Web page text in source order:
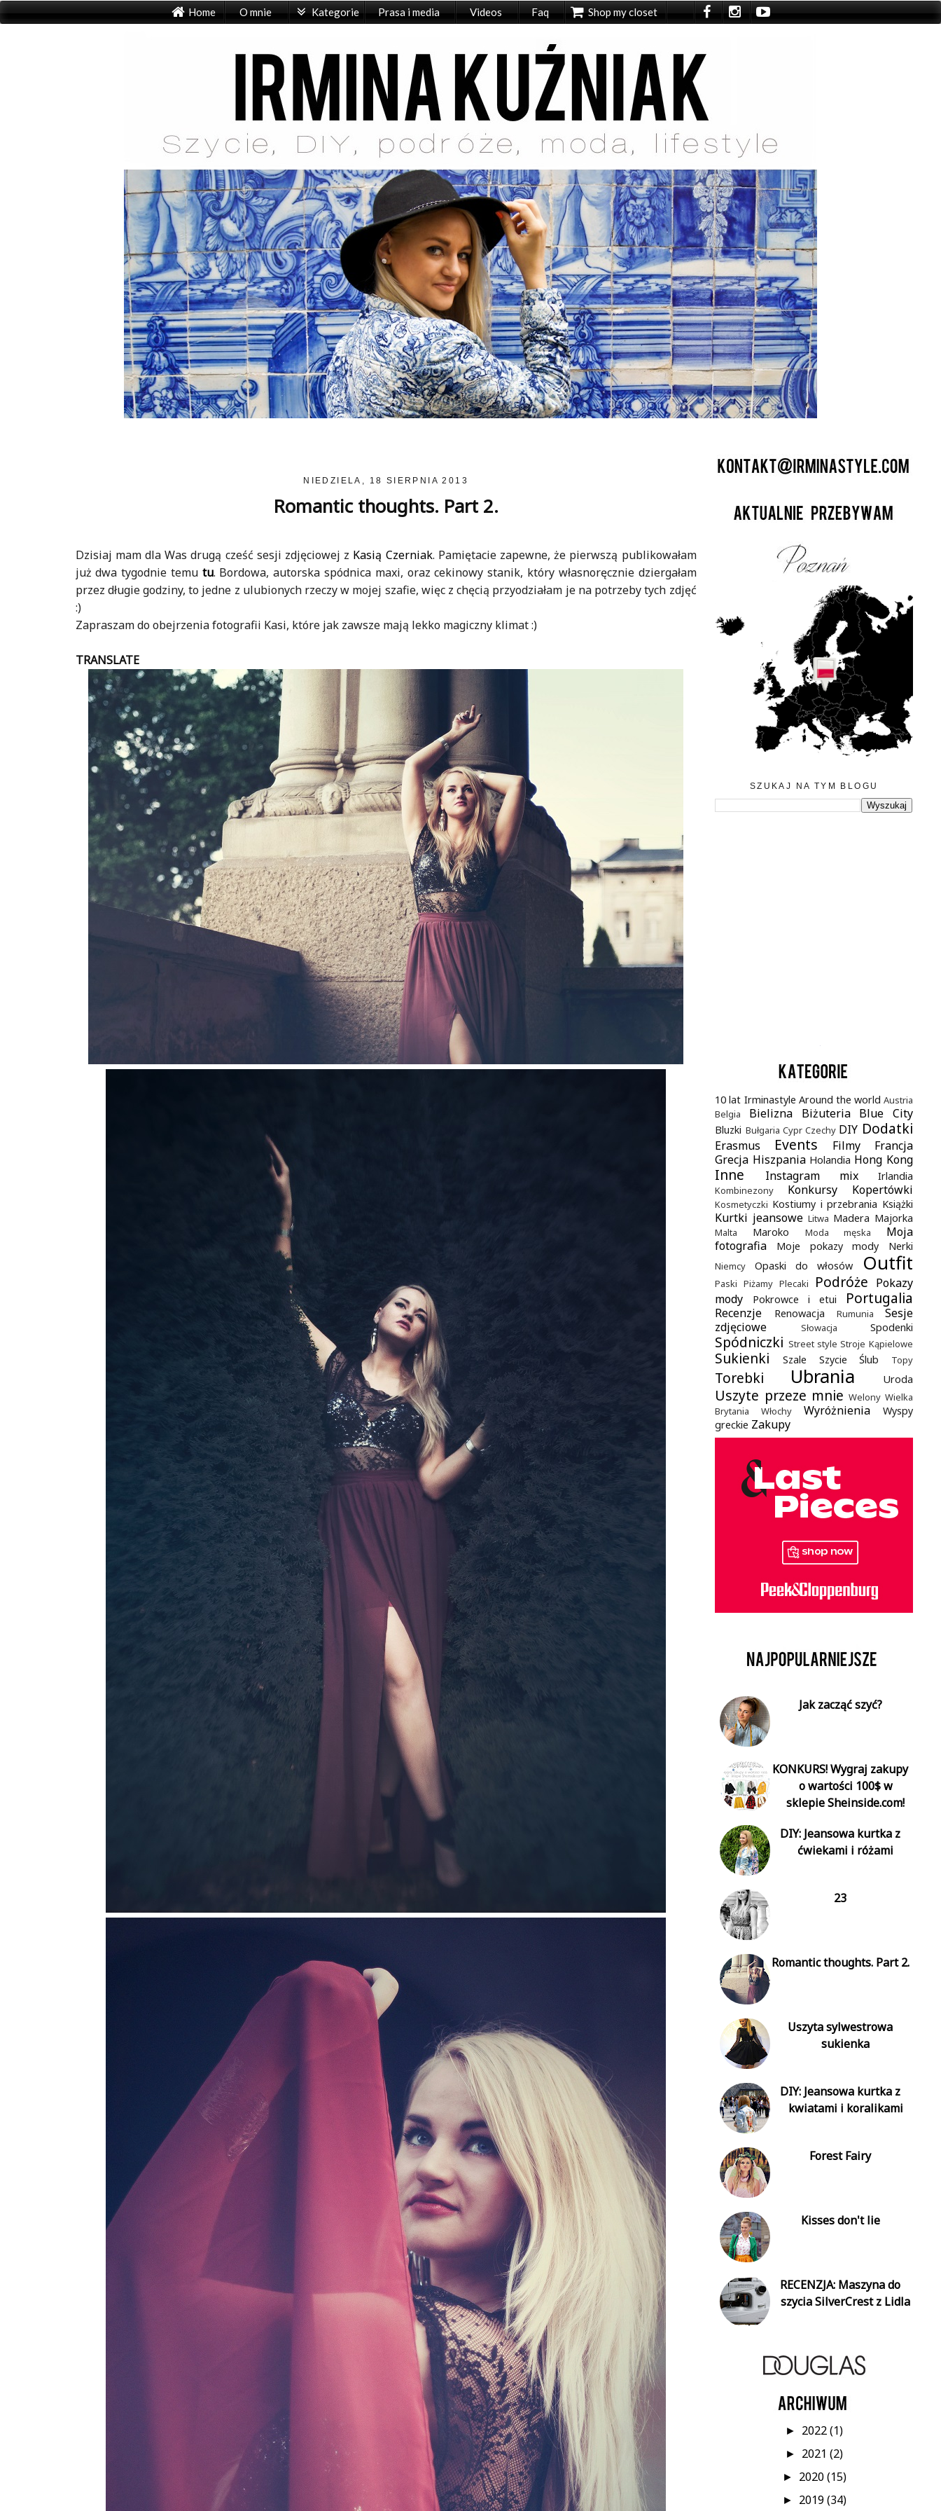
Home O mnie Kategorie Prasa i media Videos Faq Shop my closet
NIEDZIELA, 18 SIERPNIA 2013
Romantic thoughts. Part 2.
Dzisiaj mam dla Was drugą cześć sesji zdjęciowej z Kasią Czerniak. Pamiętacie zapewne, że pierwszą publikowałam
już dwa tygodnie temu tu. Bordowa, autorska spódnica maxi, oraz cekinowy stanik, który własnoręcznie dziergałam
przez długie godziny, to jedne z ulubionych rzeczy w mojej szafie, więc z chęcią przyodziałam je na potrzeby tych zdjęć
:)
Zapraszam do obejrzenia fotografii Kasi, które jak zawsze mają lekko magiczny klimat :)
TRANSLATE
SZUKAJ NA TYM BLOGU
.
10 lat Irminastyle Around the world Austria
Belgia
Bielizna Biżuteria Blue City
Bluzki Bułgaria Cypr Czechy DIY Dodatki
Erasmus Events Filmy
Francja
Grecja Hiszpania Holandia Hong Kong
Inne Instagram mix Irlandia
Kombinezony Konkursy Kopertówki
Kosmetyczki Kostiumy i przebrania Książki
Kurtki jeansowe Litwa Madera Majorka
Malta Maroko Moda męska
Moja
fotografia
Moje pokazy mody Nerki
Niemcy Opaski do włosów Outfit
Paski Piżamy Plecaki Podróże Pokazy
mody
Pokrowce i etui Portugalia
Recenzje Renowacja Rumunia
Sesje
zdjęciowe
Słowacja Spodenki
Spódniczki Street style Stroje Kąpielowe
Sukienki Szale Szycie Ślub Topy
Torebki Ubrania Uroda
Uszyte przeze mnie Welony Wielka
Brytania
Włochy Wyróżnienia
Wyspy
greckie Zakupy
Jak zacząć szyć?
KONKURS! Wygraj zakupy
o wartości 100$ w
sklepie Sheinside.com!
DIY: Jeansowa kurtka z
ćwiekami i różami
23
Romantic thoughts. Part 2.
Uszyta sylwestrowa
sukienka
DIY: Jeansowa kurtka z
kwiatami i koralikami
Forest Fairy
Kisses don't lie
RECENZJA: Maszyna do
szycia SilverCrest z Lidla
► 2022(1)
► 2021(2)
► 2020(15)
► 2019(34)